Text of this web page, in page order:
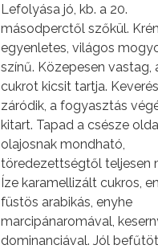
Lefolyása jó, kb. a 20.
másodperctől szőkül.
egyenletes, világos
színű. Közepesen vastag,
cukrot kicsit tartja.
záródik, a fogyasztás
kitart. Tapad a csésze
olajosnak mondható,
töredezettségtől teljesen
Íze karamellizált cukros,
füstös arabikás, enyhe
marcipánaromával,
dominanciával. Jól